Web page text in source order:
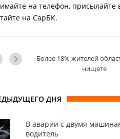
на телефон, присылайте
на СарБК.
Более 18% жителей
нищете
ДНЯ
В аварии с двумя
водитель